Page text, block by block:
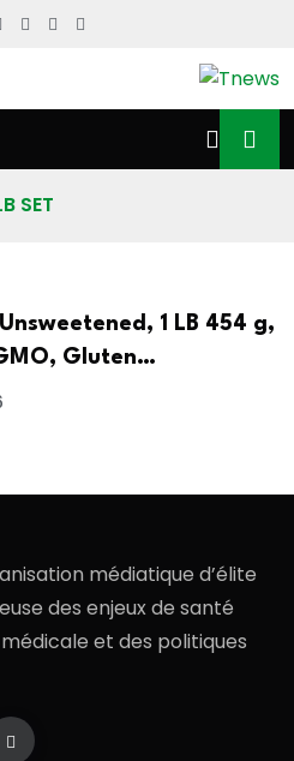
SET
1 LB 454 g,
Gluten…
médiatique d’élite
des enjeux de santé
et des politiques